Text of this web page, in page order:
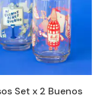
Set x 2 Buenos